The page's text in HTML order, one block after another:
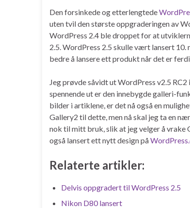
Den forsinkede og etterlengtede
uten tvil den største oppgraderingen av
WordPress 2.4 ble droppet for at
2.5. WordPress 2.5 skulle vært lansert 10.
bedre å lansere ett produkt når det er
Jeg prøvde såvidt ut WordPress v2.5
spennende ut er den innebygde galleri-
bilder i artiklene, er det nå også en
Gallery2 til dette, men nå skal jeg ta en
nok til mitt bruk, slik at jeg velger å vrake
også lansert ett nytt design på
Relaterte artikler:
Delvis oppgradert til WordPress 2.5
Nikon D80 lansert